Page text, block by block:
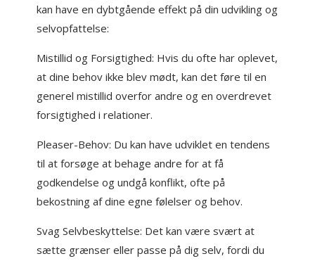
kan have en dybtgående effekt på din udvikling og
selvopfattelse:
Mistillid og Forsigtighed: Hvis du ofte har oplevet,
at dine behov ikke blev mødt, kan det føre til en
generel mistillid overfor andre og en overdrevet
forsigtighed i relationer.
Pleaser-Behov: Du kan have udviklet en tendens
til at forsøge at behage andre for at få
godkendelse og undgå konflikt, ofte på
bekostning af dine egne følelser og behov.
Svag Selvbeskyttelse: Det kan være svært at
sætte grænser eller passe på dig selv, fordi du